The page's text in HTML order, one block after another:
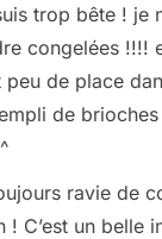
trop bête ! je
congelées !!!!
peu de place
de
ravie de
! C’est un belle